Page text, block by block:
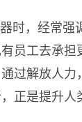
时，经常
员工去承
过解放人
正是提升人